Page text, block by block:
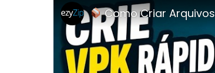
Como Criar Arquivos VPK